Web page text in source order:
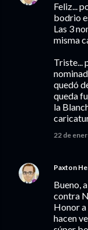
Feliz...
bodrio
Las 3
misma
Triste...
quedó
queda
la
22 de
Paxton
Bueno,
contra
Honor a
hacen